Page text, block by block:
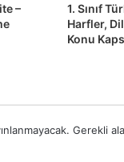
–
1. Sınıf
Harfler,
Konu
Gerekli